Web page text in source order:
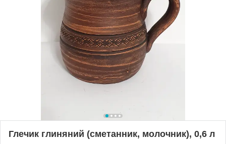
Глечик глиняний (сметанник, молочник), 0,6 л